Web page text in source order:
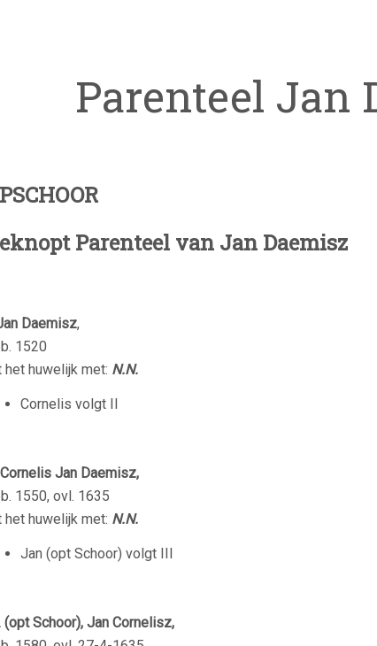
Parenteel Jan
Parenteel van Jan Daemisz
Daemisz,
1520
het huwelijk met: N.N.
Cornelis volgt II
Jan Daemisz,
1550, ovl. 1635
het huwelijk met: N.N.
Jan (opt Schoor) volgt III
(opt Schoor), Jan Cornelisz,